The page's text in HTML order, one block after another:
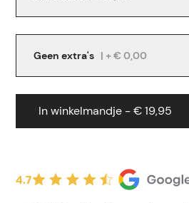
Geen extra's | + € 0,00
In winkelmandje - € 19,95
4.7